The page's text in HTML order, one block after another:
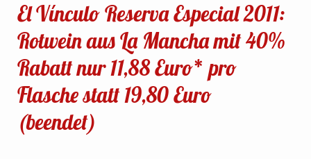
El Vínculo Reserva Especial 2011:
Rotwein aus La Mancha mit 40%
Rabatt nur 11,88 Euro* pro
Flasche statt 19,80 Euro
(beendet)